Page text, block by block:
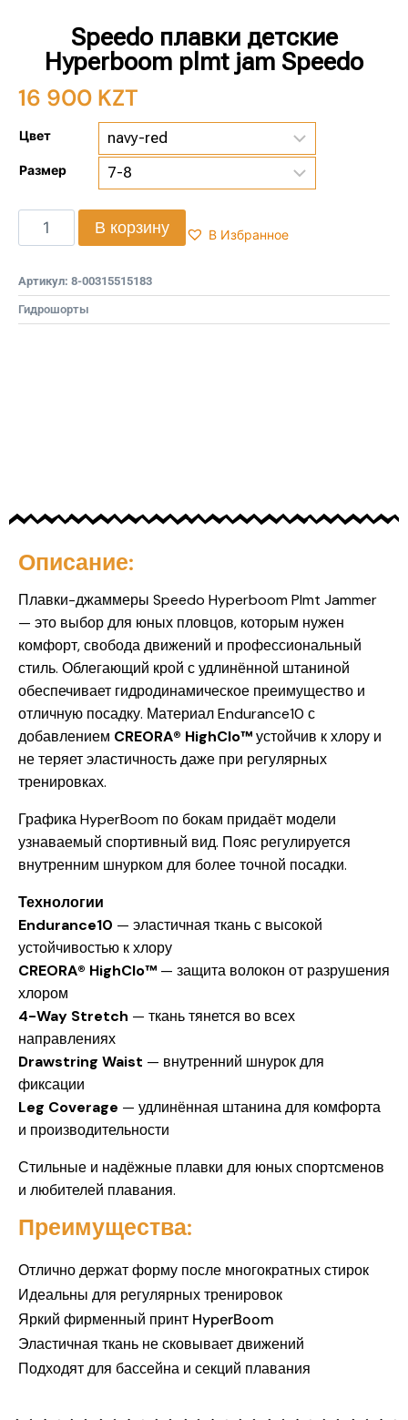
Speedo плавки детские
Hyperboom plmt jam Speedo
16 900 KZT
Цвет
Размер
В корзину В Избранное
Артикул: 8-00315515183
Гидрошорты
Описание:
Плавки-джаммеры Speedo Hyperboom Plmt Jammer
— это выбор для юных пловцов, которым нужен
комфорт, свобода движений и профессиональный
стиль. Облегающий крой с удлинённой штаниной
обеспечивает гидродинамическое преимущество и
отличную посадку. Материал Endurance10 с
добавлением CREORA® HighClo™устойчив к хлору и
не теряет эластичность даже при регулярных
тренировках.
Графика HyperBoom по бокам придаёт модели
узнаваемый спортивный вид. Пояс регулируется
внутренним шнурком для более точной посадки.
Технологии
Endurance10 — эластичная ткань с высокой
устойчивостью к хлору
CREORA® HighClo™ — защита волокон от разрушения
хлором
4-Way Stretch — ткань тянется во всех
направлениях
Drawstring Waist — внутренний шнурок для
фиксации
Leg Coverage — удлинённая штанина для комфорта
и производительности
Стильные и надёжные плавки для юных спортсменов
и любителей плавания.
Преимущества:
Отлично держат форму после многократных стирок
Идеальны для регулярных тренировок
Яркий фирменный принт HyperBoom
Эластичная ткань не сковывает движений
Подходят для бассейна и секций плавания